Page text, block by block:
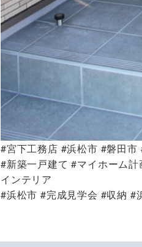
#宮下工務店 #浜松市 #磐田
#新築一戸建て #マイホーム
インテリア
#浜松市 #完成見学会 #収納 #